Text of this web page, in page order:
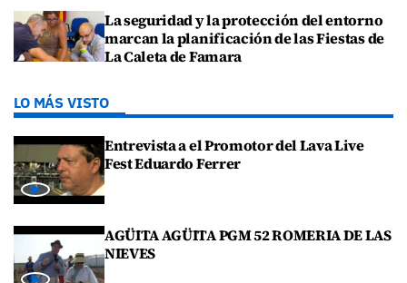
La seguridad y la protección del entorno
marcan la planificación de las Fiestas de
La Caleta de Famara
LO MÁS VISTO
Entrevista a el Promotor del Lava Live
Fest Eduardo Ferrer
AGÜITA AGÜITA PGM 52 ROMERIA DE LAS
NIEVES